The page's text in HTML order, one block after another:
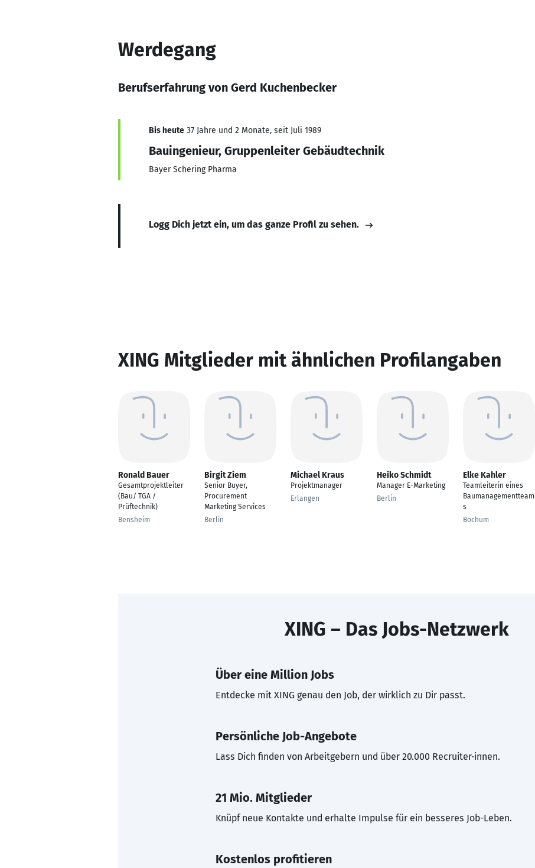
Werdegang
Berufserfahrung von Gerd Kuchenbecker
Bis heute 37 Jahre und 2 Monate, seit Juli 1989
Bauingenieur, Gruppenleiter Gebäudtechnik
Bayer Schering Pharma
Logg Dich jetzt ein, um das ganze Profil zu sehen.
XING Mitglieder mit ähnlichen Profilangaben
Ronald Bauer
Gesamtprojektleiter
(Bau/ TGA /
Prüftechnik)
Bensheim
Birgit Ziem
Senior Buyer,
Procurement
Marketing Services
Berlin
Michael Kraus
Projektmanager
Erlangen
Heiko Schmidt
Manager E-Marketing
Berlin
Elke Kahler
Teamleiterin eines
Baumanagementteam
s
Bochum
XING – Das Jobs-Netzwerk
Über eine Million Jobs
Entdecke mit XING genau den Job, der wirklich zu Dir passt.
Persönliche Job-Angebote
Lass Dich finden von Arbeitgebern und über 20.000 Recruiter·innen.
21 Mio. Mitglieder
Knüpf neue Kontakte und erhalte Impulse für ein besseres Job-Leben.
Kostenlos profitieren